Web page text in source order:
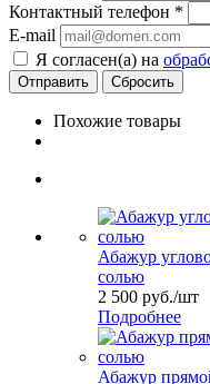
Контактный телефон *
E-mail
Я согласен(а) на
Сбросить
Похожие товары
Абажур
солью
2 500 руб./шт
Подробнее
Абажур